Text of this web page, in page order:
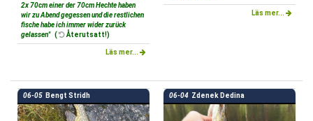
2x 70cm einer der 70cm Hechte haben
wir zu Abend gegessen und die restlichen
fische habe ich immer wider zurück
gelassen" ( Återutsatt!)
Läs mer...
Läs mer...
06-05 Bengt Stridh 06-04 Zdenek Dedina